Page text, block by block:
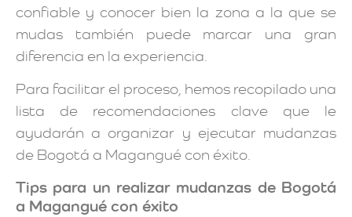
confiable y conocer bien la zona a la que se
mudas también puede marcar una gran
diferencia en la experiencia.
Para facilitar el proceso, hemos recopilado una
lista de recomendaciones clave que le
ayudarán a organizar y ejecutar mudanzas
de Bogotá a Magangué con éxito.
Tips para un realizar mudanzas de Bogotá
a Magangué con éxito